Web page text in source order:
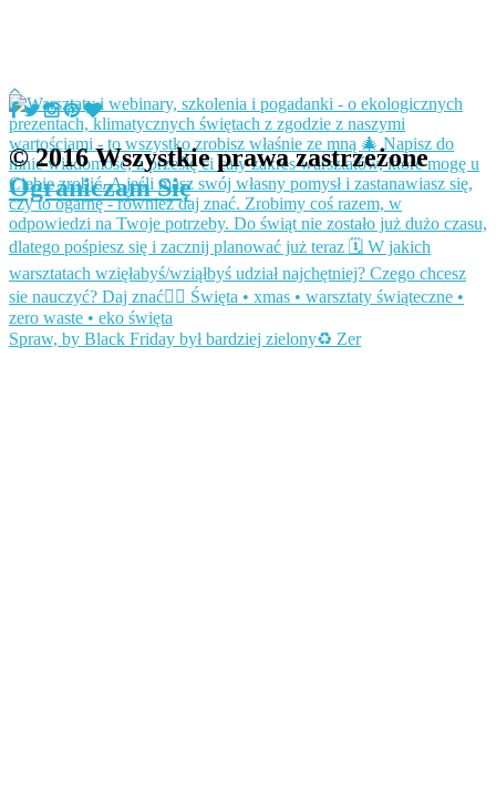
Spraw, by Black Friday był bardziej zielony♻️ Zer
© 2016 Wszystkie prawa zastrzeżone
Ograniczam Się